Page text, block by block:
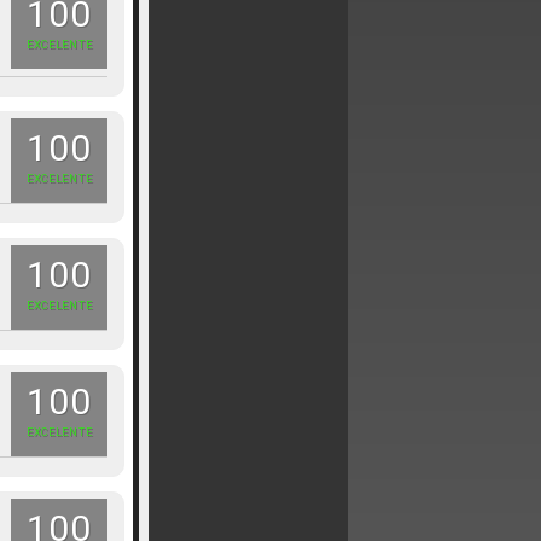
100
EXCELENTE
100
EXCELENTE
100
EXCELENTE
100
EXCELENTE
100